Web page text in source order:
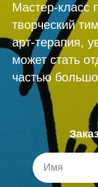
Мастер-класс
творческий
арт-терапия,
может стать
частью